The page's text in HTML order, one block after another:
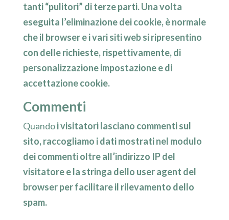
tanti “pulitori” di terze parti. Una volta
eseguita l’eliminazione dei cookie, è normale
che il browser e i vari siti web si ripresentino
con delle richieste, rispettivamente, di
personalizzazione impostazione e di
accettazione cookie.
Commenti
Quandoi visitatori lasciano commenti sul
sito, raccogliamo i dati mostrati nel modulo
dei commenti oltre all’indirizzo IP del
visitatore e la stringa dello user agent del
browser per facilitare il rilevamento dello
spam.